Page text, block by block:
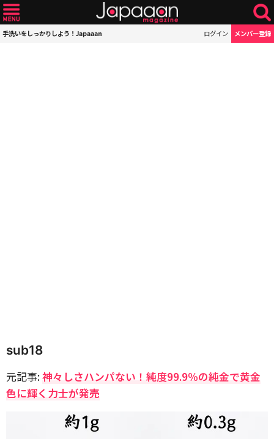
手洗いをしっかりしよう！Japaaan ログイン メンバー登録
sub18
元記事:神々しさハンパない！純度99.9％の純金で黄金
色に輝く力士が発売